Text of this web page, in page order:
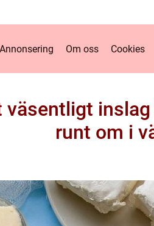
Annonsering Om oss Cookies
runt om i